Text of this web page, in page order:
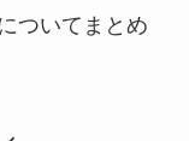
ついてまとめ